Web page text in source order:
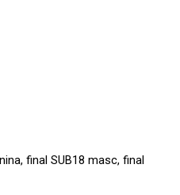
final SUB18 masc, final